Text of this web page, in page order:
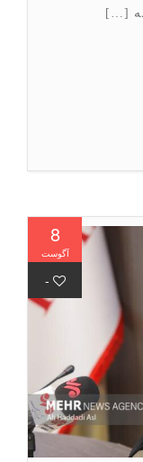
8
آگوست